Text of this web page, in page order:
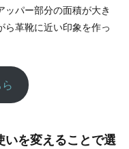
パー部分の面積が大き
ら革靴に近い印象を作っ
を変えることで選